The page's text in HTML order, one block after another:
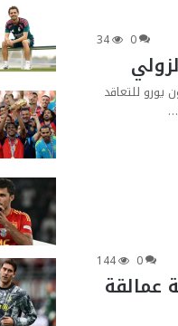
0
34
عرض رسمي بقيمة 50 مليون يورو للتعاقد
0
144
عمالقة